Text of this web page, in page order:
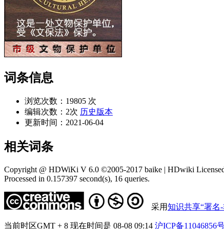
词条信息
浏览次数： 19805 次
编辑次数： 2次 历史版本
更新时间： 2021-06-04
相关词条
Copyright @ HDWiKi V 6.0 ©2005-2017 baike | HDwiki
Processed in 0.157397 second(s), 16 queries.
采用知识共享“署名
当前时区GMT + 8 现在时间是 08-08 09:14 沪ICP备11046856